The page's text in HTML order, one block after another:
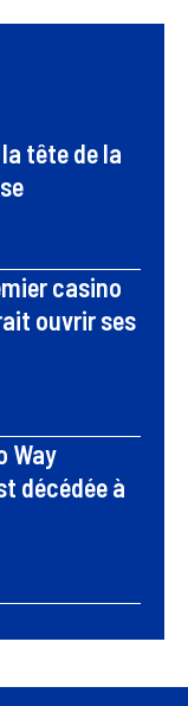
tête de la
casino
ouvrir ses
Way
décédée à